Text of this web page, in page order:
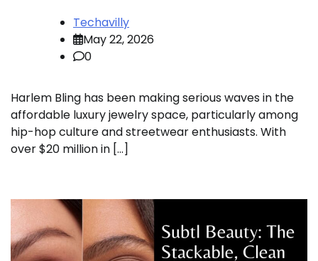
Techavilly
May 22, 2026
0
Harlem Bling has been making serious waves in the
affordable luxury jewelry space, particularly among
hip-hop culture and streetwear enthusiasts. With
over $20 million in […]